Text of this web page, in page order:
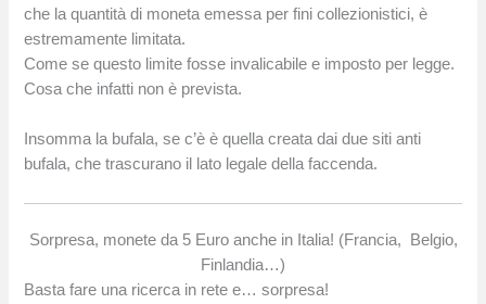
che la quantità di moneta emessa per fini collezionistici, è
estremamente limitata.
Come se questo limite fosse invalicabile e imposto per legge.
Cosa che infatti non è prevista.
Insomma la bufala, se c’è è quella creata dai due siti anti
bufala, che trascurano il lato legale della faccenda.
Sorpresa, monete da 5 Euro anche in Italia! (Francia, Belgio,
Finlandia…)
Basta fare una ricerca in rete e… sorpresa!